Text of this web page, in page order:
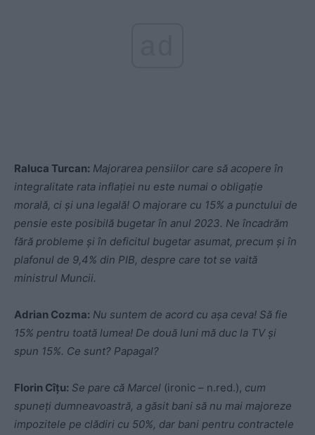
Raluca Turcan: Majorarea pensiilor care să acopere în
integralitate rata inflației nu este numai o obligație
morală, ci și una legală! O majorare cu 15% a punctului de
pensie este posibilă bugetar în anul 2023. Ne încadrăm
fără probleme și în deficitul bugetar asumat, precum și în
plafonul de 9,4% din PIB, despre care tot se vaită
ministrul Muncii.
Adrian Cozma: Nu suntem de acord cu așa ceva! Să fie
15% pentru toată lumea! De două luni mă duc la TV și
spun 15%. Ce sunt? Papagal?
Florin Cîțu: Se pare că Marcel (ironic – n.red.), cum
spuneți dumneavoastră, a găsit bani să nu mai majoreze
impozitele pe clădiri cu 50%, dar bani pentru contractele